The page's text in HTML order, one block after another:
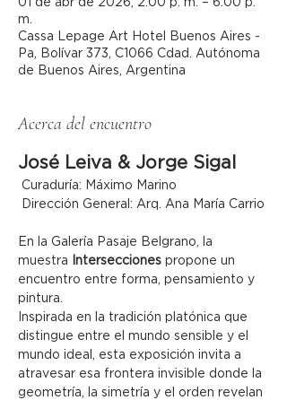
01 de abr de 2026, 2:00 p. m. – 6:00 p.
m.
Cassa Lepage Art Hotel Buenos Aires -
Pa, Bolívar 373, C1066 Cdad. Autónoma
de Buenos Aires, Argentina
Acerca del encuentro
José Leiva & Jorge Sigal
Curaduría: Máximo Marino
Dirección General: Arq. Ana María Carrio
En la Galería Pasaje Belgrano, la
muestra
Intersecciones propone un
encuentro entre forma, pensamiento y
pintura.
Inspirada en la tradición platónica que
distingue entre el mundo sensible y el
mundo ideal, esta exposición invita a
atravesar esa frontera invisible donde la
geometría, la simetría y el orden revelan